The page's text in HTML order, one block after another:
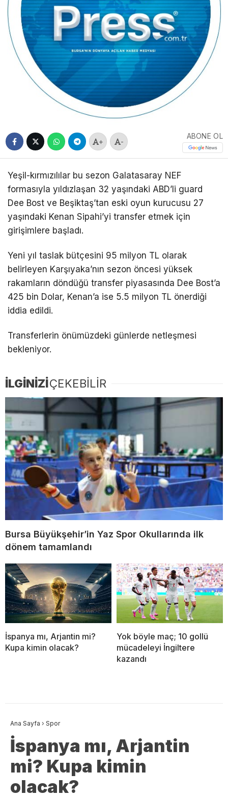
+ -
ABONE OL
Yeşil-kırmızılılar bu sezon Galatasaray NEF
formasıyla yıldızlaşan 32 yaşındaki ABD’li guard
Dee Bost ve Beşiktaş’tan eski oyun kurucusu 27
yaşındaki Kenan Sipahi’yi transfer etmek için
girişimlere başladı.
Yeni yıl taslak bütçesini 95 milyon TL olarak
belirleyen Karşıyaka’nın sezon öncesi yüksek
rakamların döndüğü transfer piyasasında Dee Bost’a
425 bin Dolar, Kenan’a ise 5.5 milyon TL önerdiği
iddia edildi.
Transferlerin önümüzdeki günlerde netleşmesi
bekleniyor.
İLGİNİZİÇEKEBİLİR
Bursa Büyükşehir’in Yaz Spor Okullarında ilk
dönem tamamlandı
İspanya mı, Arjantin mi?
Kupa kimin olacak?
Yok böyle maç; 10 gollü
mücadeleyi İngiltere
kazandı
Ana Sayfa › Spor
İspanya mı, Arjantin
mi? Kupa kimin
olacak?